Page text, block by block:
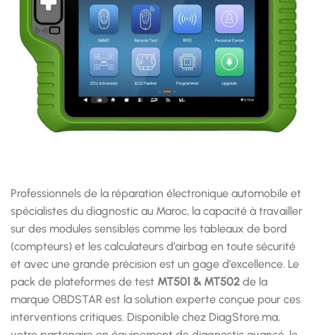
Professionnels de la réparation électronique automobile et
spécialistes du diagnostic au Maroc, la capacité à travailler
sur des modules sensibles comme les tableaux de bord
(compteurs) et les calculateurs d’airbag en toute sécurité
et avec une grande précision est un gage d’excellence. Le
pack de plateformes de test MT501 & MT502 de la
marque OBDSTAR est la solution experte conçue pour ces
interventions critiques. Disponible chez DiagStore.ma,